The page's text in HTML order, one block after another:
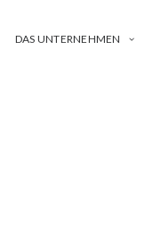
DAS UNTERNEHMEN